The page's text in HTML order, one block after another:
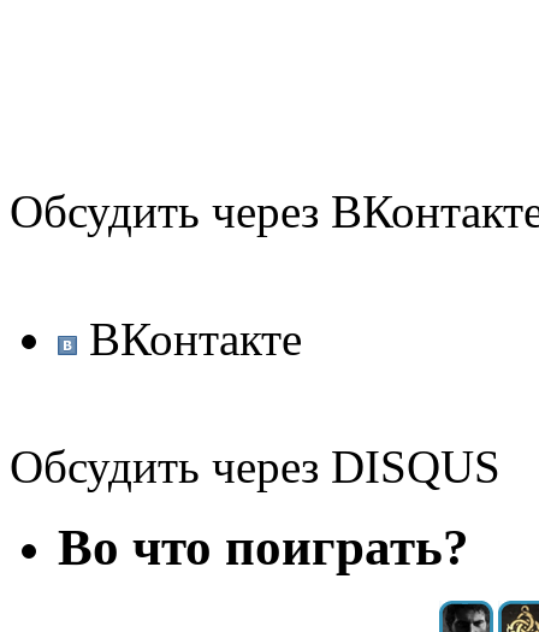
Обсудить через
ВКонтакте
Обсудить через DISQUS
Во что поиграть?